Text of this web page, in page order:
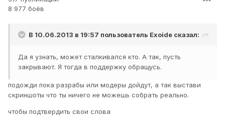
8 977 боёв
В 10.06.2013 в 19:57 пользователь Exoide сказал:
Да я узнать, может сталкивался кто. А так, пусть
закрывают. Я тогда в поддержку обращусь.
подожди пока разрабы или модеры дойдут, а так выстави
скриншоты что ты ничего не можешь собрать реально.
чтобы подтвердить свои слова